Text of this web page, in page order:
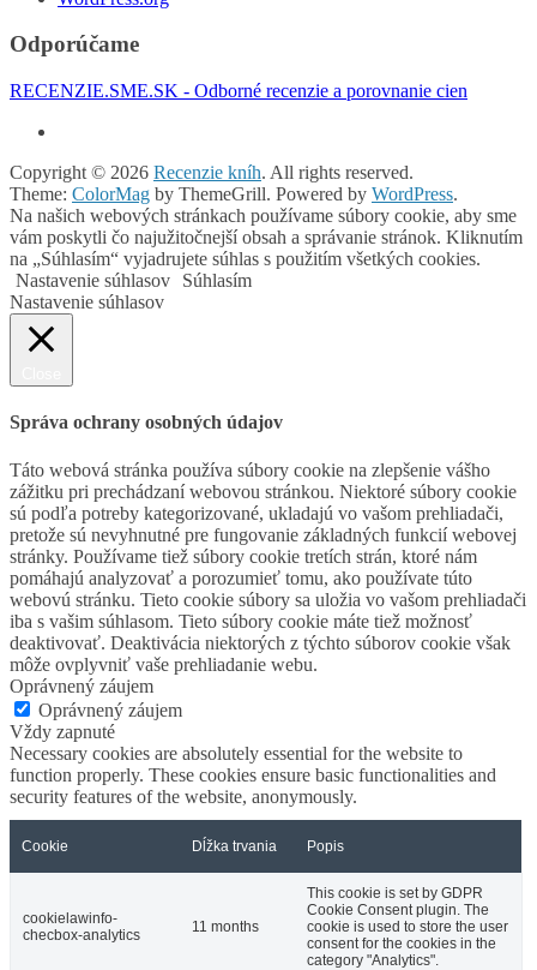
Odporúčame
RECENZIE.SME.SK - Odborné recenzie a porovnanie cien
Copyright © 2026 Recenzie kníh. All rights reserved.
Theme: ColorMag by ThemeGrill. Powered by WordPress.
Na našich webových stránkach používame súbory cookie, aby sme
vám poskytli čo najužitočnejší obsah a správanie stránok. Kliknutím
na „Súhlasím“ vyjadrujete súhlas s použitím všetkých cookies.
Nastavenie súhlasov
Súhlasím
Nastavenie súhlasov
Správa ochrany osobných údajov
Táto webová stránka používa súbory cookie na zlepšenie vášho
zážitku pri prechádzaní webovou stránkou. Niektoré súbory cookie
sú podľa potreby kategorizované, ukladajú vo vašom prehliadači,
pretože sú nevyhnutné pre fungovanie základných funkcií webovej
stránky. Používame tiež súbory cookie tretích strán, ktoré nám
pomáhajú analyzovať a porozumieť tomu, ako používate túto
webovú stránku. Tieto cookie súbory sa uložia vo vašom prehliadači
iba s vašim súhlasom. Tieto súbory cookie máte tiež možnosť
deaktivovať. Deaktivácia niektorých z týchto súborov cookie však
môže ovplyvniť vaše prehliadanie webu.
Oprávnený záujem
Oprávnený záujem
Vždy zapnuté
Necessary cookies are absolutely essential for the website to
function properly. These cookies ensure basic functionalities and
security features of the website, anonymously.
Cookie Dĺžka trvania Popis
cookielawinfo-
checbox-analytics
11 months
This cookie is set by GDPR
Cookie Consent plugin. The
cookie is used to store the user
consent for the cookies in the
category "Analytics".